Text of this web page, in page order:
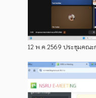
12 พ.ค.2569 ประชุมคณะ